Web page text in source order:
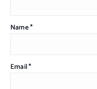
Name*
Email*